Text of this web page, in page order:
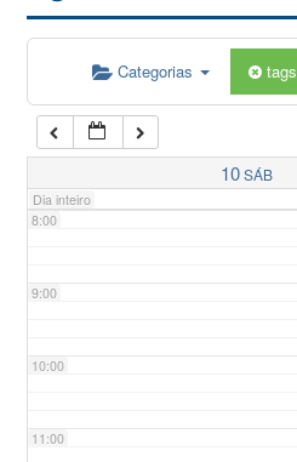
Categorias tags
10SÁB
Dia inteiro
7:00
8:00
9:00
10:00
11:00